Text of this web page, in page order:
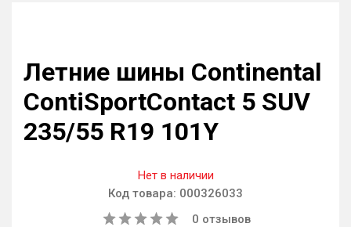
Летние шины Continental
ContiSportContact 5 SUV
235/55 R19 101Y
Нет в наличии
Код товара: 000326033
0 отзывов